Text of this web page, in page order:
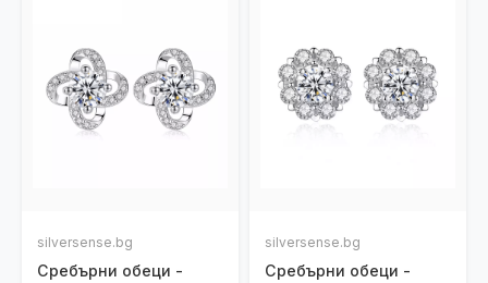
silversense.bg
Сребърни обеци -
silversense.bg
Сребърни обеци -